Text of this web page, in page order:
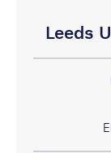
Leeds